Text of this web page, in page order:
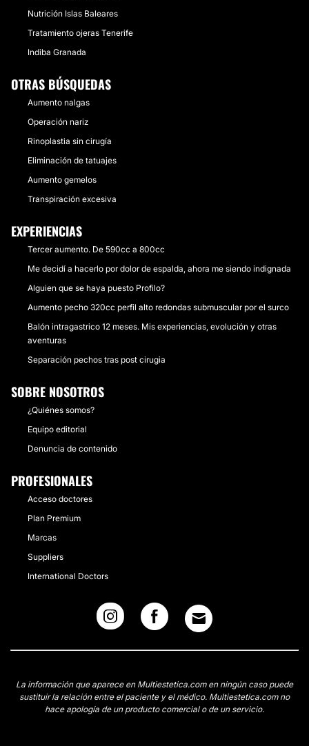
Nutrición Islas Baleares
Tratamiento ojeras Tenerife
Indiba Granada
OTRAS BÚSQUEDAS
Aumento nalgas
Operación nariz
Rinoplastia sin cirugía
Eliminación de tatuajes
Aumento gemelos
Transpiración excesiva
EXPERIENCIAS
Tercer aumento. De 590cc a 800cc
Me decidí a hacerlo por dolor de espalda, ahora me siendo indignada
Alguien que se haya puesto Profilo?
Aumento pecho 320cc perfil alto redondas submuscular por el surco
Balón intragastrico 12 meses. Mis experiencias, evolución y otras
aventuras
Separación pechos tras post cirugia
SOBRE NOSOTROS
¿Quiénes somos?
Equipo editorial
Denuncia de contenido
PROFESIONALES
Acceso doctores
Plan Premium
Marcas
Suppliers
International Doctors
La información que aparece en Multiestetica.com en ningún caso puede
sustituir la relación entre el paciente y el médico. Multiestetica.com no
hace apología de un producto comercial o de un servicio.